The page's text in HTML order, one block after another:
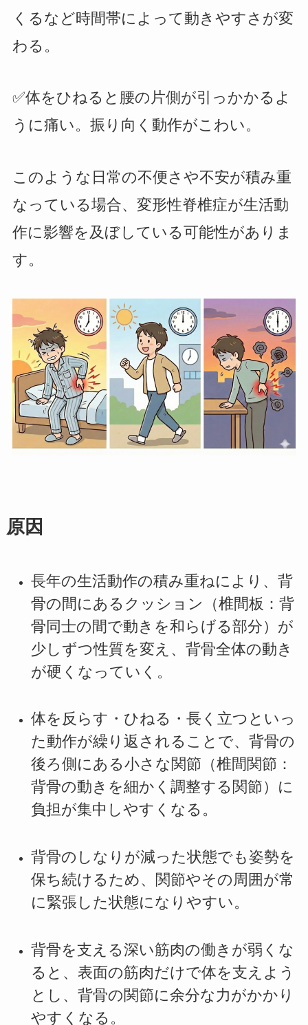
くるなど時間帯によって動きやすさが変
わる。
✅体をひねると腰の片側が引っかかるよ
うに痛い。振り向く動作がこわい。
このような日常の不便さや不安が積み重
なっている場合、変形性脊椎症が生活動
作に影響を及ぼしている可能性がありま
す。
原因
長年の生活動作の積み重ねにより、背
骨の間にあるクッション（椎間板：背
骨同士の間で動きを和らげる部分）が
少しずつ性質を変え、背骨全体の動き
が硬くなっていく。
体を反らす・ひねる・長く立つといっ
た動作が繰り返されることで、背骨の
後ろ側にある小さな関節（椎間関節：
背骨の動きを細かく調整する関節）に
負担が集中しやすくなる。
背骨のしなりが減った状態でも姿勢を
保ち続けるため、関節やその周囲が常
に緊張した状態になりやすい。
背骨を支える深い筋肉の働きが弱くな
ると、表面の筋肉だけで体を支えよう
とし、背骨の関節に余分な力がかかり
やすくなる。